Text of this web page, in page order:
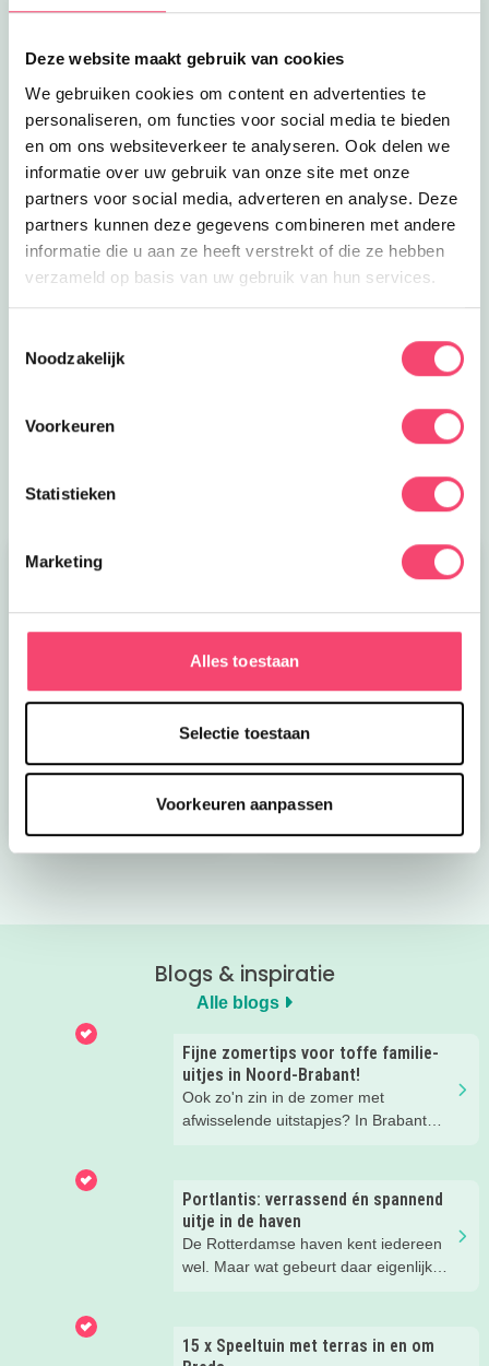
Deze website maakt gebruik van cookies
We gebruiken cookies om content en advertenties te
personaliseren, om functies voor social media te bieden
en om ons websiteverkeer te analyseren. Ook delen we
informatie over uw gebruik van onze site met onze
partners voor social media, adverteren en analyse. Deze
partners kunnen deze gegevens combineren met andere
informatie die u aan ze heeft verstrekt of die ze hebben
verzameld op basis van uw gebruik van hun services.
Noodzakelijk
Voorkeuren
Statistieken
Marketing
Alles toestaan
Selectie toestaan
Voorkeuren aanpassen
hele gezin in Noord-Brabant – van speeltuinen tot
Kroon op de taart bij
Onze favoriete
zomerboeken voor
Blogs & inspiratie
Alle blogs
Fijne zomertips voor toffe familie-
uitjes in Noord-Brabant!
Ook zo'n zin in de zomer met
afwisselende uitstapjes? In Brabant
natuur, ga voor een actief uitje, een
verrassende museum of ontdek de
gezellige steden. Wij verzamelden hele
toffe tips voor je.
Portlantis: verrassend én spannend
uitje in de haven
De Rotterdamse haven kent iedereen
wel. Maar wat gebeurt daar eigenlijk
gingen er een dag met vier meiden
heen en kwamen tijd tekort!
15 x Speeltuin met terras in en om